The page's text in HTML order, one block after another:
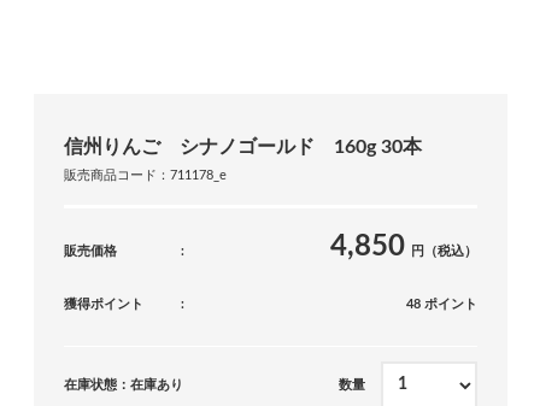
信州りんご シナノゴールド 160g 30本
販売商品コード：711178_e
販売価格 4,850 円（税込）
獲得ポイント 48 ポイント
在庫状態：在庫あり 数量